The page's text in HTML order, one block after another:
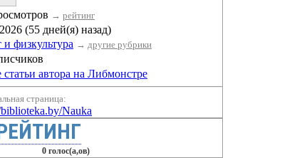
→ рейтинг
(55 дней(я) назад)
физкультура → другие рубрики
статьи автора на Либмонстре
страница:
Nauka
0 голос(а,ов)